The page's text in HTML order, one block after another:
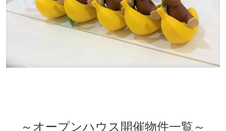
～オープンハウス開催物件一覧～